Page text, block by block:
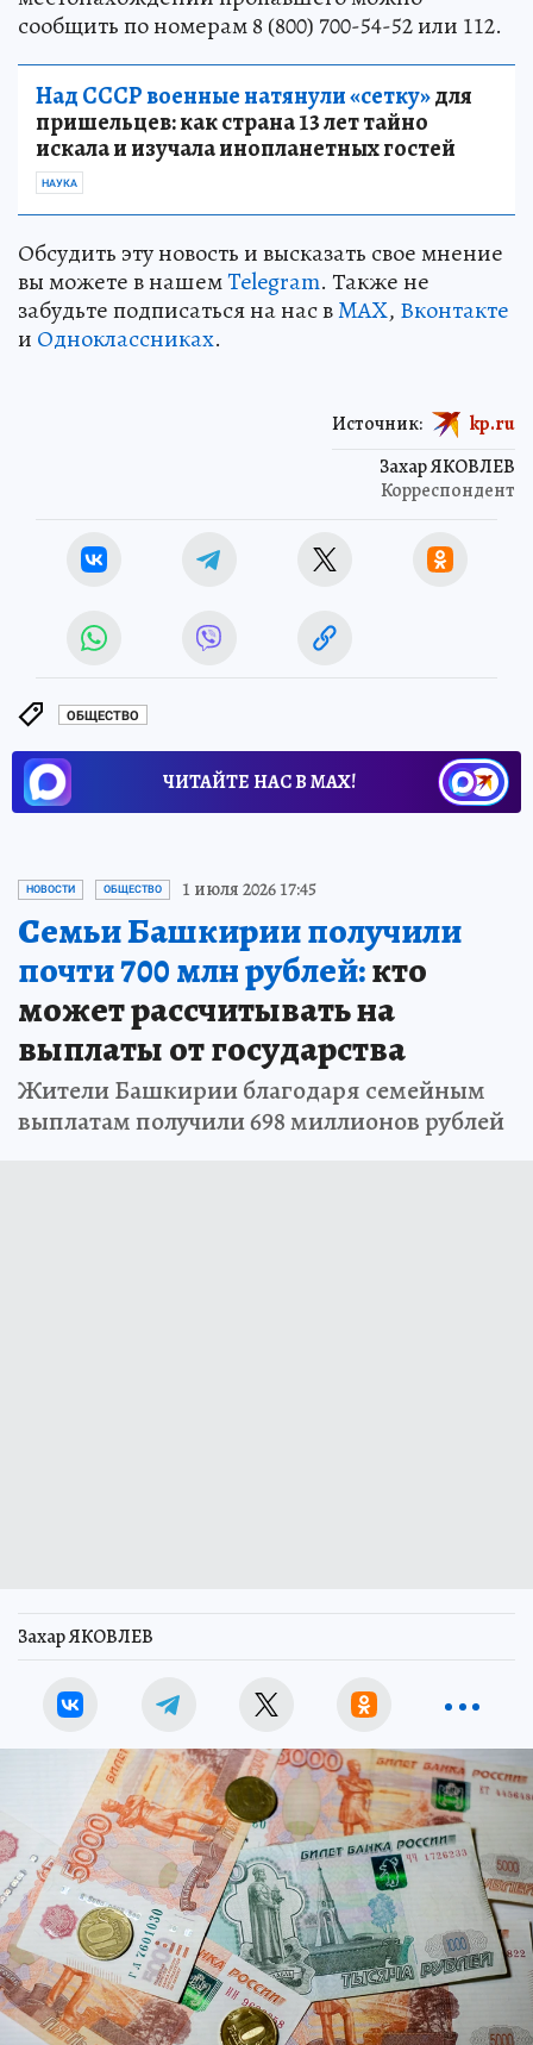
сообщить по номерам 8 (800) 700-54-52 или 112.
Над СССР военные натянули «сетку»для
пришельцев: как страна 13 лет тайно
искала и изучала инопланетных гостей
НАУКА
Обсудить эту новость и высказать свое мнение
вы можете в нашемTelegram. Также не
забудьте подписаться на нас вMAX, Вконтакте
и Одноклассниках.
Захар ЯКОВЛЕВ
Корреспондент
Источник: kp.ru
ОБЩЕСТВО
ЧИТАЙТЕ НАС В МАХ!
НОВОСТИ ОБЩЕСТВО 1 июля 2026 17:45
Семьи Башкирии получили
почти 700 млн рублей:кто
может рассчитывать на
выплаты от государства
Жители Башкирии благодаря семейным
выплатам получили 698 миллионов рублей
Захар ЯКОВЛЕВ